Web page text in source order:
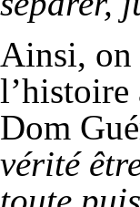
Ainsi, on
l’histoire
Dom
vérité